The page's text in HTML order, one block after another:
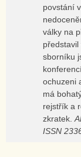
povstání
války na
sborníku
ochuzeni
má
rejstřík a
zkratek.
ISSN